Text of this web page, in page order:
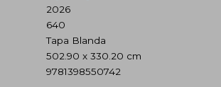
2026
640
Tapa Blanda
502.90 x 330.20 cm
9781398550742